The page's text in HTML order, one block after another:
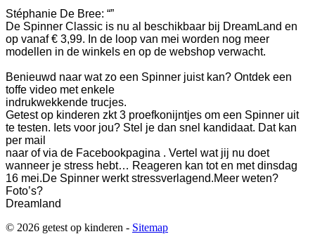
Stéphanie De Bree: “”
De Spinner Classic is nu al beschikbaar bij DreamLand en
op vanaf € 3,99. In de loop van mei worden nog meer
modellen in de winkels en op de webshop verwacht.
Benieuwd naar wat zo een Spinner juist kan? Ontdek een
toffe video met enkele
indrukwekkende trucjes.
Getest op kinderen zkt 3 proefkonijntjes om een Spinner uit
te testen. Iets voor jou? Stel je dan snel kandidaat. Dat kan
per mail
naar of via de Facebookpagina . Vertel wat jij nu doet
wanneer je stress hebt… Reageren kan tot en met dinsdag
16 mei.De Spinner werkt stressverlagend.Meer weten?
Foto’s?
Dreamland
© 2026 getest op kinderen - Sitemap